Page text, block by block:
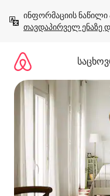
გადასვლა
თავდაპირველ ენაზე